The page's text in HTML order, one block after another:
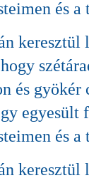
és
keresztül
és gyökér
egyesült
és
keresztül